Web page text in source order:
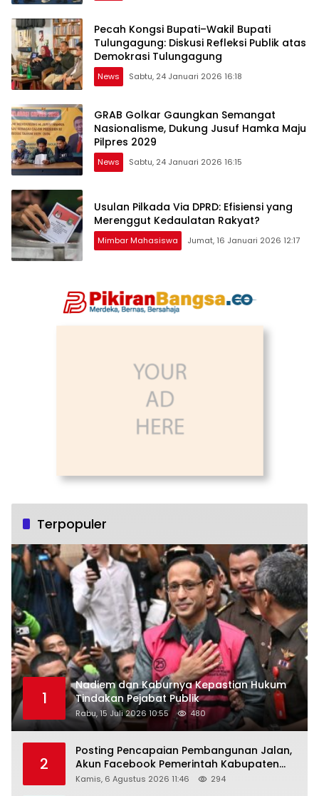
Pecah Kongsi Bupati–Wakil Bupati
Tulungagung: Diskusi Refleksi Publik atas
Demokrasi Tulungagung
News Sabtu, 24 Januari 2026 16:18
GRAB Golkar Gaungkan Semangat
Nasionalisme, Dukung Jusuf Hamka Maju
Pilpres 2029
News Sabtu, 24 Januari 2026 16:15
Usulan Pilkada Via DPRD: Efisiensi yang
Merenggut Kedaulatan Rakyat?
Mimbar Mahasiswa Jumat, 16 Januari 2026 12:17
Terpopuler
1
Nadiem dan Kaburnya Kepastian Hukum
Tindakan Pejabat Publik
Rabu, 15 Juli 2026 10:55 480
2
Posting Pencapaian Pembangunan Jalan,
Akun Facebook Pemerintah Kabupaten
Rembang “Dirujak” Warganet
Kamis, 6 Agustus 2026 11:46 294